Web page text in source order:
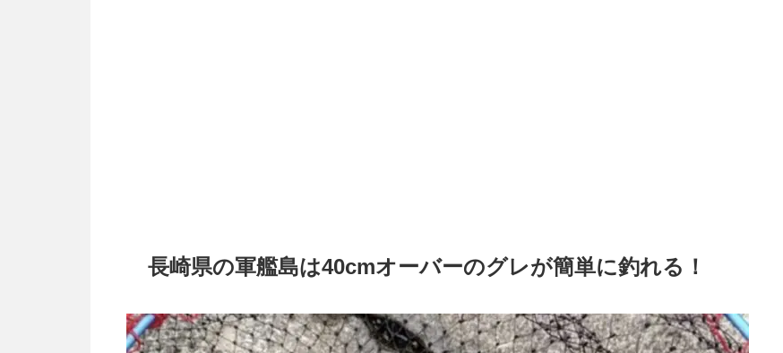
長崎県の軍艦島は40cmオーバーのグレが簡単に釣れる！